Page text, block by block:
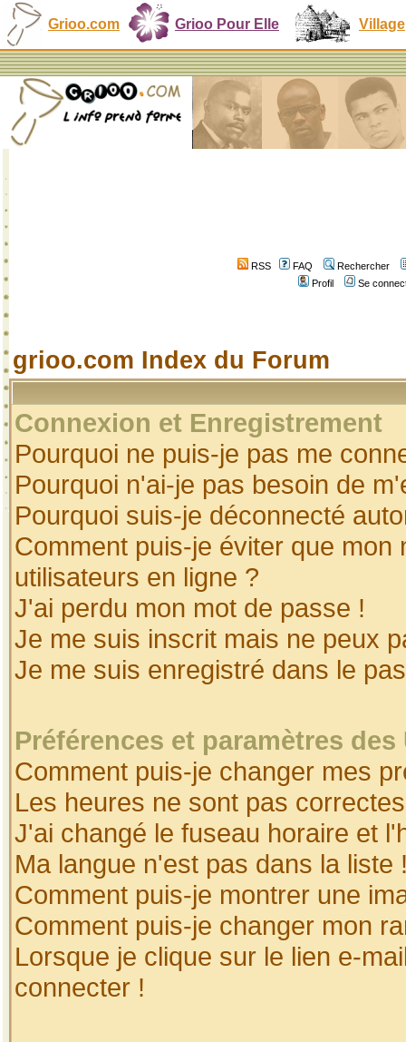
Grioo.com Grioo Pour Elle Village
RSS FAQ
Rechercher
Profil
Se
grioo.com Index du Forum
Connexion et Enregistrement
Pourquoi ne puis-je pas me
Pourquoi n'ai-je pas besoin de
Pourquoi suis-je déconnecté
Comment puis-je éviter que
utilisateurs en ligne ?
J'ai perdu mon mot de passe !
Je me suis inscrit mais ne peux
Je me suis enregistré dans le
Préférences et paramètres
Comment puis-je changer mes
Les heures ne sont pas
J'ai changé le fuseau horaire et
Ma langue n'est pas dans la liste
Comment puis-je montrer une
Comment puis-je changer mon
Lorsque je clique sur le lien e-
connecter !